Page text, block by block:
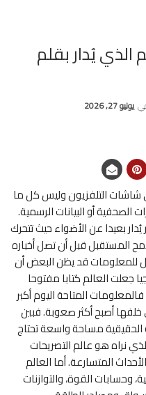
الذي يُدار بقلم
يونيو 27, 2026
التلفزيون وليس كل ما
أو البيانات الرسمية.
يُدار بعيدا عن الأضواء حيث تتحرك
المستقبل قبل أن تصل أخباره
للمعلومات قد يظن البعض أن
العالم كتابا مفتوحا
المتاحة اليوم أكبر
أصبح أكثر صعوبة. فبين
الحقيقية مساحة واسعة تحتاج
نراه هو عالم التصريحات
المتسارعة. أما العالم
وحسابات القوة، والتوازنات